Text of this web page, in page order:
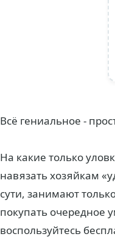
Всё гениальное -
На какие только
навязать хозяйкам
сути, занимают
покупать очередное
воспользуйтесь